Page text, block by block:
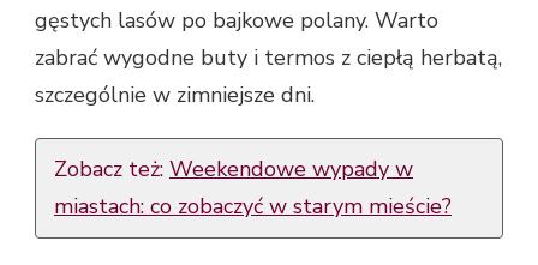
gęstych lasów po bajkowe polany. Warto
zabrać wygodne buty i termos z ciepłą herbatą,
szczególnie w zimniejsze dni.
Zobacz też: Weekendowe wypady w
miastach: co zobaczyć w starym mieście?